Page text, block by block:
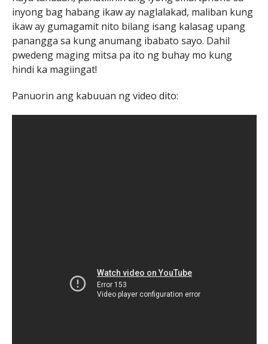
inyong bag habang ikaw ay naglalakad, maliban kung
ikaw ay gumagamit nito bilang isang kalasag upang
panangga sa kung anumang ibabato sayo. Dahil
pwedeng maging mitsa pa ito ng buhay mo kung
hindi ka magiingat!
Panuorin ang kabuuan ng video dito: